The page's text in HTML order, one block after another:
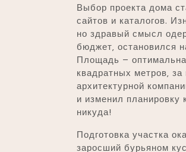
Выбор проекта дома
сайтов и каталогов.
но здравый смысл
бюджет‚ остановился
Площадь –
квадратных метров‚
архитектурной
и изменил планировку
никуда!
Подготовка участка
заросший бурьяном